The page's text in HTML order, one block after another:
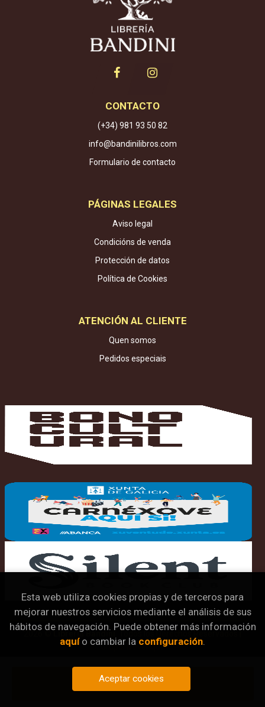
Añadir a mi cesta
CONTACTO
(+34) 981 93 50 82
info@bandinilibros.com
Formulario de contacto
PÁGINAS LEGALES
Aviso legal
Condicións de venda
Protección de datos
Política de Cookies
ATENCIÓN AL CLIENTE
Quen somos
Pedidos especiais
2026 ©Librería Bandini . Todos los Derechos Reservados |
Grupo Trevenque
Esta web utiliza cookies propias y de terceros para
mejorar nuestros servicios mediante el análisis de sus
hábitos de navegación. Puede obtener más información
aquío cambiar la configuración.
Aceptar cookies